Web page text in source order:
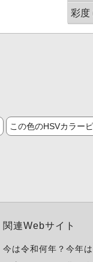
彩度
この色のHSVカラー
関連Webサイト
今は令和何年？今年